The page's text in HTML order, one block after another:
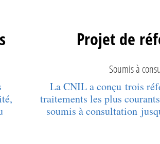
Projet de
Soumis à
La CNIL a conçu trois
traitements les plus
soumis à consultation